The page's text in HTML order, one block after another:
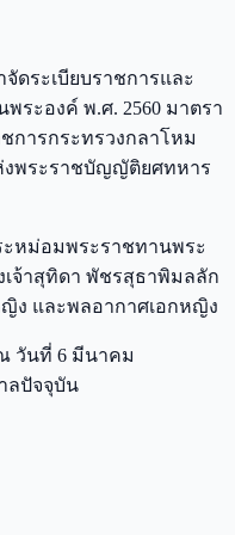
ดระเบียบราชการและ
ระองค์ พ.ศ. 2560 มาตรา
การกระทรวงกลาโหม
งพระราชบัญญัติยศทหาร
ะหม่อมพระราชทานพระ
จ้าสุทิดา พัชรสุธาพิมลลัก
ง และพลอากาศเอกหญิง
วันที่ 6 มีนาคม
ลปัจจุบัน